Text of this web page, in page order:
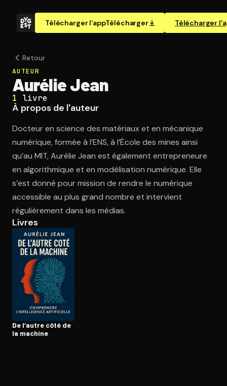
Télécharger l'appTélécharger Télécharger
Ouvre l'app Appareil photo, pointe sur le code. C'est gratuit à
Retour
AUTEUR
Aurélie Jean
1 livre
À propos de l'auteur
Docteur en science des matériaux et en mécanique
numérique, formée à l’ENS, à l’École des mines ainsi
qu’au MIT, Aurélie Jean est également entrepreneure
en algorithmique et en modélisation numérique. Elle
s’est donné pour mission de rendre le numérique
accessible au plus grand nombre et intervient
régulièrement dans les médias.
Livres
De l’autre côté de
la machine